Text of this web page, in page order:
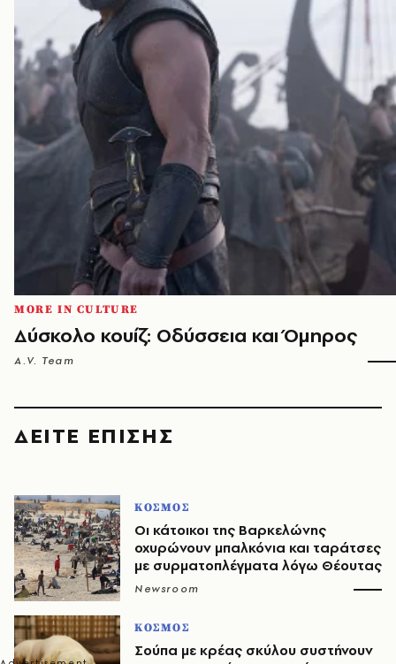
MORE IN CULTURE
Δύσκολο κουίζ: Οδύσσεια και Όμηρος
A.V. Team
ΔΕΙΤΕ ΕΠΙΣΗΣ
ΚΟΣΜΟΣ
Οι κάτοικοι της Βαρκελώνης
οχυρώνουν μπαλκόνια και ταράτσες
με συρματοπλέγματα λόγω Θέουτας
Newsroom
ΚΟΣΜΟΣ
Σούπα με κρέας σκύλου συστήνουν